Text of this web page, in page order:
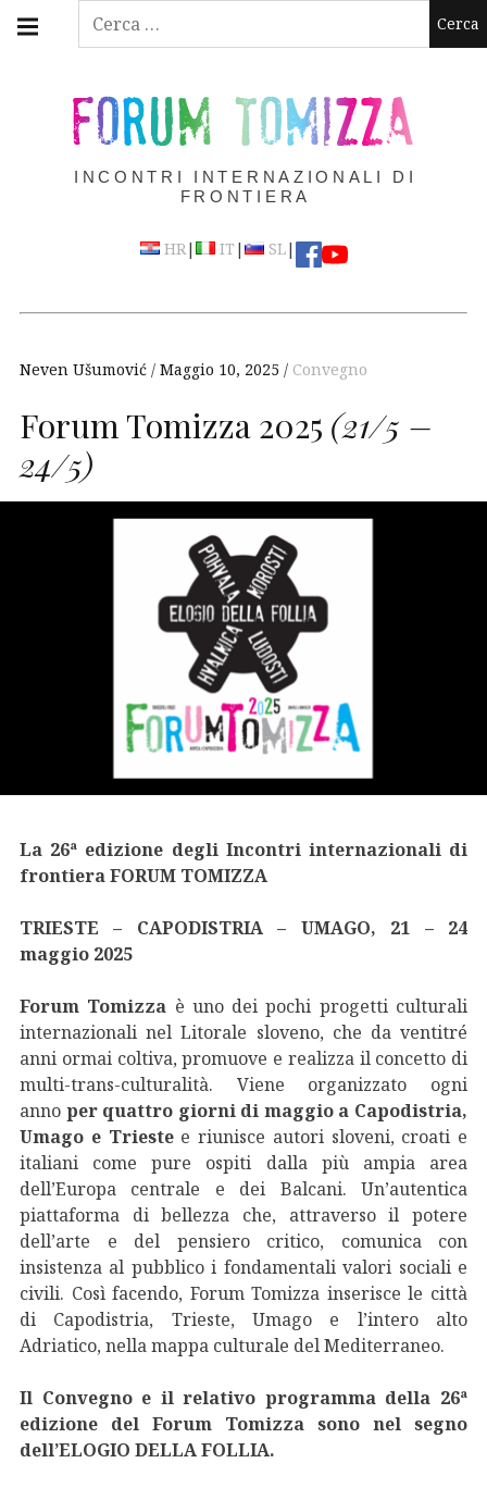
Ricerca
Skip
FORUM TOMIZZA
INCONTRI INTERNAZIONALI DI
FRONTIERA
HR| IT | SL|
navigation
Neven Ušumović Maggio 10, 2025 Convegno
Forum Tomizza 2025 (21/5 –
24/5)
La 26ª edizione degli Incontri internazionali di
frontiera FORUM TOMIZZA
TRIESTE – CAPODISTRIA – UMAGO, 21 – 24
maggio 2025
Forum Tomizza è uno dei pochi progetti culturali
internazionali nel Litorale sloveno, che da ventitré
anni ormai coltiva, promuove e realizza il concetto di
multi-trans-culturalità. Viene organizzato ogni
anno per quattro giorni di maggio a Capodistria,
Umago e Triestee riunisce autori sloveni, croati e
italiani come pure ospiti dalla più ampia area
dell’Europa centrale e dei Balcani. Un’autentica
piattaforma di bellezza che, attraverso il potere
dell’arte e del pensiero critico, comunica con
insistenza al pubblico i fondamentali valori sociali e
civili. Così facendo, Forum Tomizza inserisce le città
di Capodistria, Trieste, Umago e l’intero alto
Adriatico, nella mappa culturale del Mediterraneo.
Il Convegno e il relativo programma della 26ª
edizione del Forum Tomizza sono nel segno
dell’ELOGIO DELLA FOLLIA.